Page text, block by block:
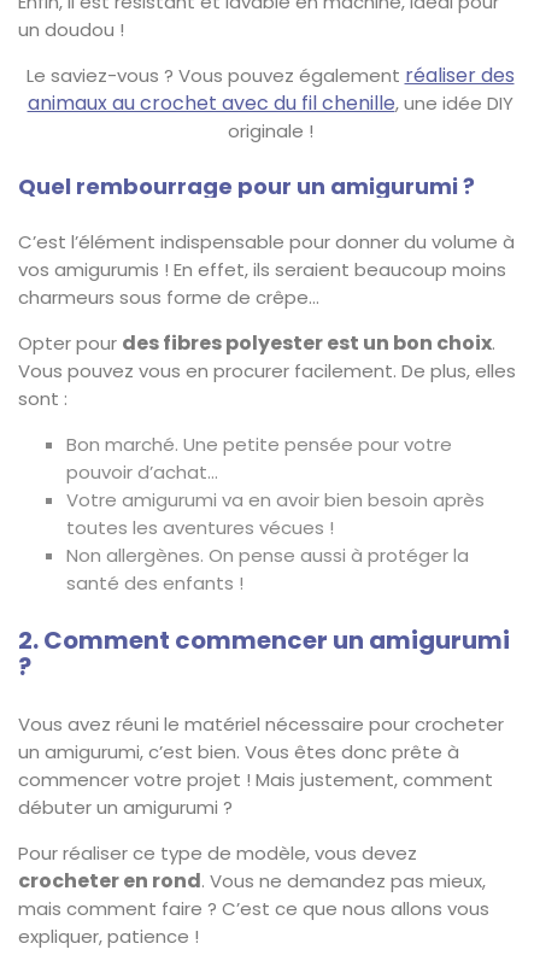
un doudou !
Le saviez-vous ? Vous pouvez également réaliser des
animaux au crochet avec du fil chenille, une idée DIY
originale !
Quel rembourrage pour un amigurumi ?
C’est l’élément indispensable pour donner du volume à
vos amigurumis ! En effet, ils seraient beaucoup moins
charmeurs sous forme de crêpe…
Opter pour des fibres polyester est un bon choix.
Vous pouvez vous en procurer facilement. De plus, elles
sont :
Bon marché. Une petite pensée pour votre
pouvoir d’achat…
Votre amigurumi va en avoir bien besoin après
toutes les aventures vécues !
Non allergènes. On pense aussi à protéger la
santé des enfants !
2. Comment commencer un amigurumi
?
Vous avez réuni le matériel nécessaire pour crocheter
un amigurumi, c’est bien. Vous êtes donc prête à
commencer votre projet ! Mais justement, comment
débuter un amigurumi ?
Pour réaliser ce type de modèle, vous devez
crocheter en rond. Vous ne demandez pas mieux,
mais comment faire ? C’est ce que nous allons vous
expliquer, patience !